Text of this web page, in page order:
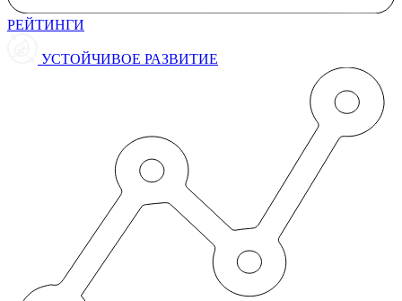
РЕЙТИНГИ
УСТОЙЧИВОЕ РАЗВИТИЕ